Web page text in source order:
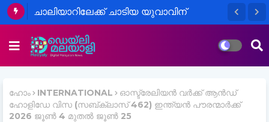
ചാലിയാറിലേക്ക് ചാടിയ യുവാവിന്
മണിക്കൂറിനു ശേഷം ജീവനോടെ
പുറത്തെടുത്തു
ഹോം INTERNATIONAL
ഓസ്ട്രേലിയൻ വർക്ക് ആൻഡ്
ഹോളിഡേ വിസ (സബ്‌ക്ലാസ് 462) ഇന്ത്യൻ പൗരന്മാർക്ക്
2026 ജൂൺ 4 മുതൽ ജൂൺ 25